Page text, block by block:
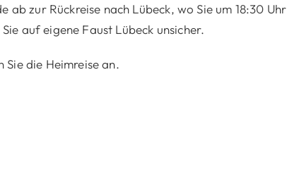
ab zur Rückreise nach Lübeck, wo Sie um 18:30 Uhr
auf eigene Faust Lübeck unsicher.
Sie die Heimreise an.